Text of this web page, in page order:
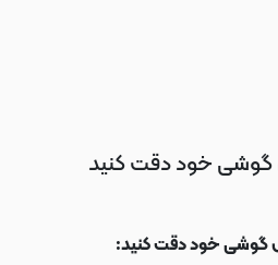
گوشی خود دقت کنید
گوشی خود دقت کنید: